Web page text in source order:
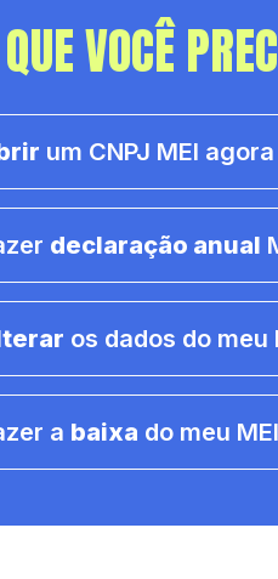
VOCÊ
um CNPJ MEI agora
declaração anual
os dados do meu
a baixa do meu MEI